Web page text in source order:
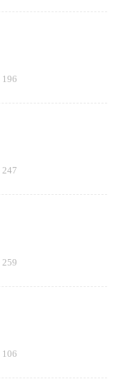
196
247
259
106